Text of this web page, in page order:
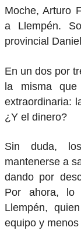
Moche, Arturo
a Llempén.
provincial
En un dos por
la misma
extraordinaria:
¿Y el dinero?
Sin duda,
mantenerse a
dando por
Por ahora,
Llempén,
equipo y